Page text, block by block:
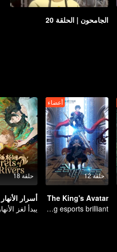
الجامحون | الحلقة 20
حلقة 12
أعضاء
The King's Avatar
Ten years of blood writing esports brilliant
حلقة 18
أسرار الأنهار